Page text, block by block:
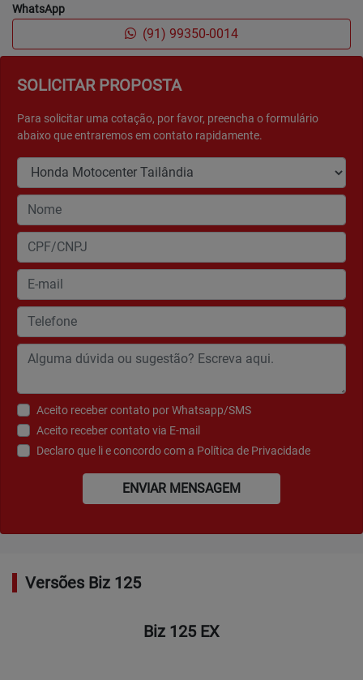
SOLICITAR PROPOSTA
Para solicitar uma cotação, por favor, preencha o formulário
abaixo que entraremos em contato rapidamente.
Aceito receber contato por Whatsapp/SMS
Aceito receber contato via E-mail
Declaro que li e concordo com a Política de Privacidade
ENVIAR MENSAGEM
WhatsApp
(91) 99350-0014
Versões Biz 125
Biz 125 EX